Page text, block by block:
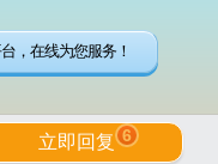
路2号
. All Rights Reserved
在线预约 来院路线
，在线为您服务！
立即回复 6